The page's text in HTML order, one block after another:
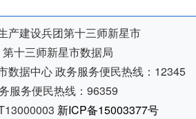
产建设兵团第十三师新星市
十三师新星市数据局
数据中心政务服务便民热线：12345
服务便民热线：96359
新ICP备15003377号